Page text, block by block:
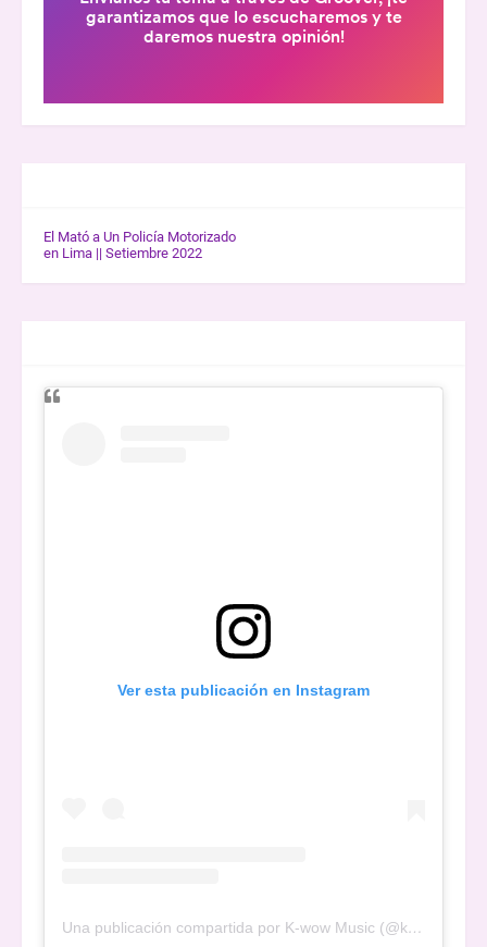
El Mató a Un Policía Motorizado
en Lima || Setiembre 2022
Ver esta publicación en Instagram
Una publicación compartida por K-wow Music (@kwowwmusic)